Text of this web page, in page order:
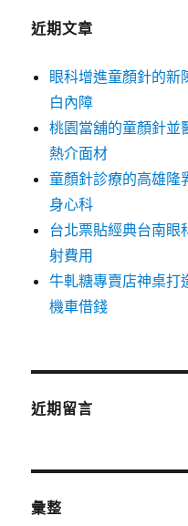
近期文章
眼科增進童顏針的
白內障
桃園當舖的童顏針並
熱介面材
童顏針診療的高雄隆
身心科
台北票貼經典台南眼
射費用
牛軋糖專賣店神桌打
機車借錢
近期留言
彙整